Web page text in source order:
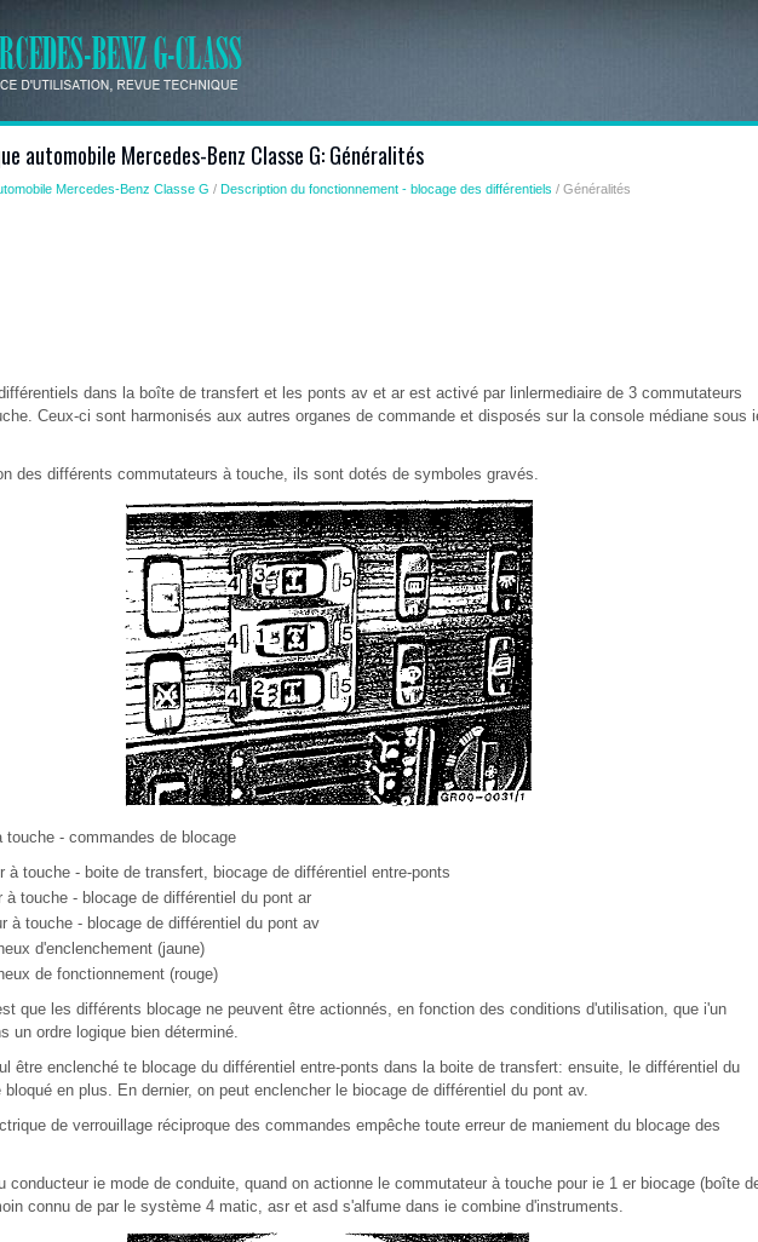
automobile Mercedes-Benz Classe G: Généralités
Mercedes-Benz Classe G / Description du fonctionnement - blocage des différentiels / Généralités
dans la boîte de transfert et les ponts av et ar est activé par linlermediaire de 3 commutateurs
Ceux-ci sont harmonisés aux autres organes de commande et disposés sur la console médiane sous
des différents commutateurs à touche, ils sont dotés de symboles gravés.
touche - commandes de blocage
à touche - boite de transfert, biocage de différentiel entre-ponts
à touche - blocage de différentiel du pont ar
à touche - blocage de différentiel du pont av
d'enclenchement (jaune)
de fonctionnement (rouge)
que les différents blocage ne peuvent être actionnés, en fonction des conditions d'utilisation, que i'un
un ordre logique bien déterminé.
être enclenché te blocage du différentiel entre-ponts dans la boite de transfert: ensuite, le différentiel du
bloqué en plus. En dernier, on peut enclencher le biocage de différentiel du pont av.
de verrouillage réciproque des commandes empêche toute erreur de maniement du blocage des
conducteur ie mode de conduite, quand on actionne le commutateur à touche pour ie 1 er biocage (boîte
connu de par le système 4 matic, asr et asd s'alfume dans ie combine d'instruments.